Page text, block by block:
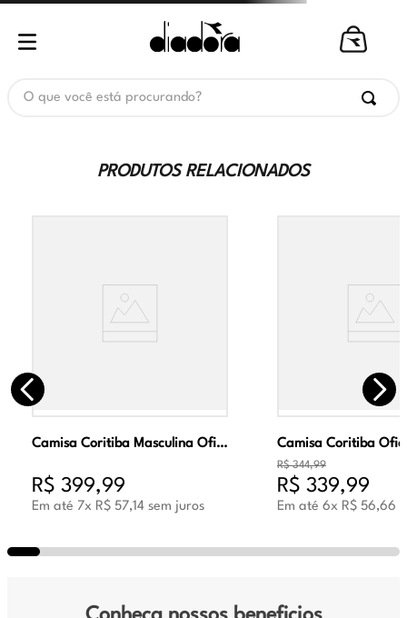
PRODUTOS RELACIONADOS
Camisa Coritiba Masculina Oficial Jogo 2 2026 Verde
R$ 399,99
Em até 7x R$ 57,14 sem juros
R$ 344,99
R$ 339,99
Em até 6x R$ 56,66